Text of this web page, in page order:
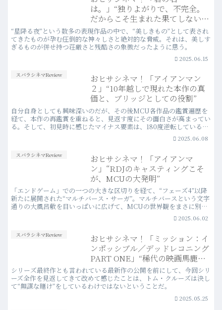
は。」“独りよがりで、不完全。
だからこそ生まれた果てしないエ
モさ”
“星降る夜”という数多の表現作品の中で、“美しきもの”として表され
てきたものが孕む圧倒的な神々しさと絶対的な脅威。それは、美しす
ぎるものが併せ持つ荘厳さと残酷さの象徴だったように思う。
2025.06.15
スバラシネマReview
おヒサシネマ！「アイアンマン
２」“10年越しで現れた本作の真
価と、ブリッジとしての役割”
自分自身としても興味深いのだが、その後MCU各作品の鑑賞遍歴を
経て、本作の再鑑賞を重ねると、見返す度にその面白さが高まってい
る。そして、初見時に感じたマイナス要素は、180度逆転しているこ
2025.06.08
スバラシネマReview
おヒサシネマ！「アイアンマ
ン」“RDJのキャスティングこそ
が、MCUの大発明”
「エンドゲーム」での一つの大きな区切りを経て、“フェーズ4”以降
新たに展開された“マルチバース・サーガ”。マルチバースという文字
通りの大風呂敷を目いっぱいに広げて、MCUの世界観をまさに別次
元へと押し広げるべく各作品が生み出されたわけだけれど、正直言っ
2025.06.02
スバラシネマReview
おヒサシネマ！「ミッション：イ
ンポッシブル／デッドレコニング
PART ONE」“稀代の映画馬鹿は
きっと今この瞬間も、MTGと電
話に忙殺されている”
シリーズ最終作とも言われている最新作の公開を前にして、今回シリ
ーズ全作を見返してきて改めて感じたことは、トム・クルーズは決し
て“無謀な賭け”をしているわけではないということだ。
2025.05.25